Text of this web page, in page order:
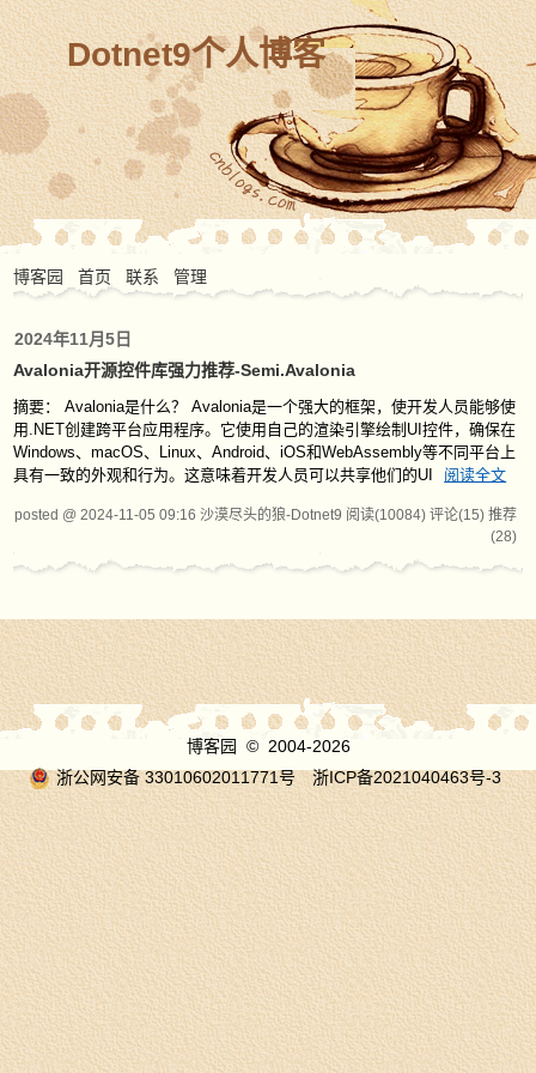
Dotnet9个人博客
博客园 首页 联系 管理
2024年11月5日
Avalonia开源控件库强力推荐-Semi.Avalonia
摘要： Avalonia是什么？ Avalonia是一个强大的框架，使开发人员能够使
用.NET创建跨平台应用程序。它使用自己的渲染引擎绘制UI控件，确保在
Windows、macOS、Linux、Android、iOS和WebAssembly等不同平台上
具有一致的外观和行为。这意味着开发人员可以共享他们的UI
阅读全文
posted @ 2024-11-05 09:16 沙漠尽头的狼-Dotnet9 阅读(10084) 评论(15) 推荐
(28)
博客园
© 2004-2026
浙公网安备 33010602011771号
浙ICP备2021040463号-3